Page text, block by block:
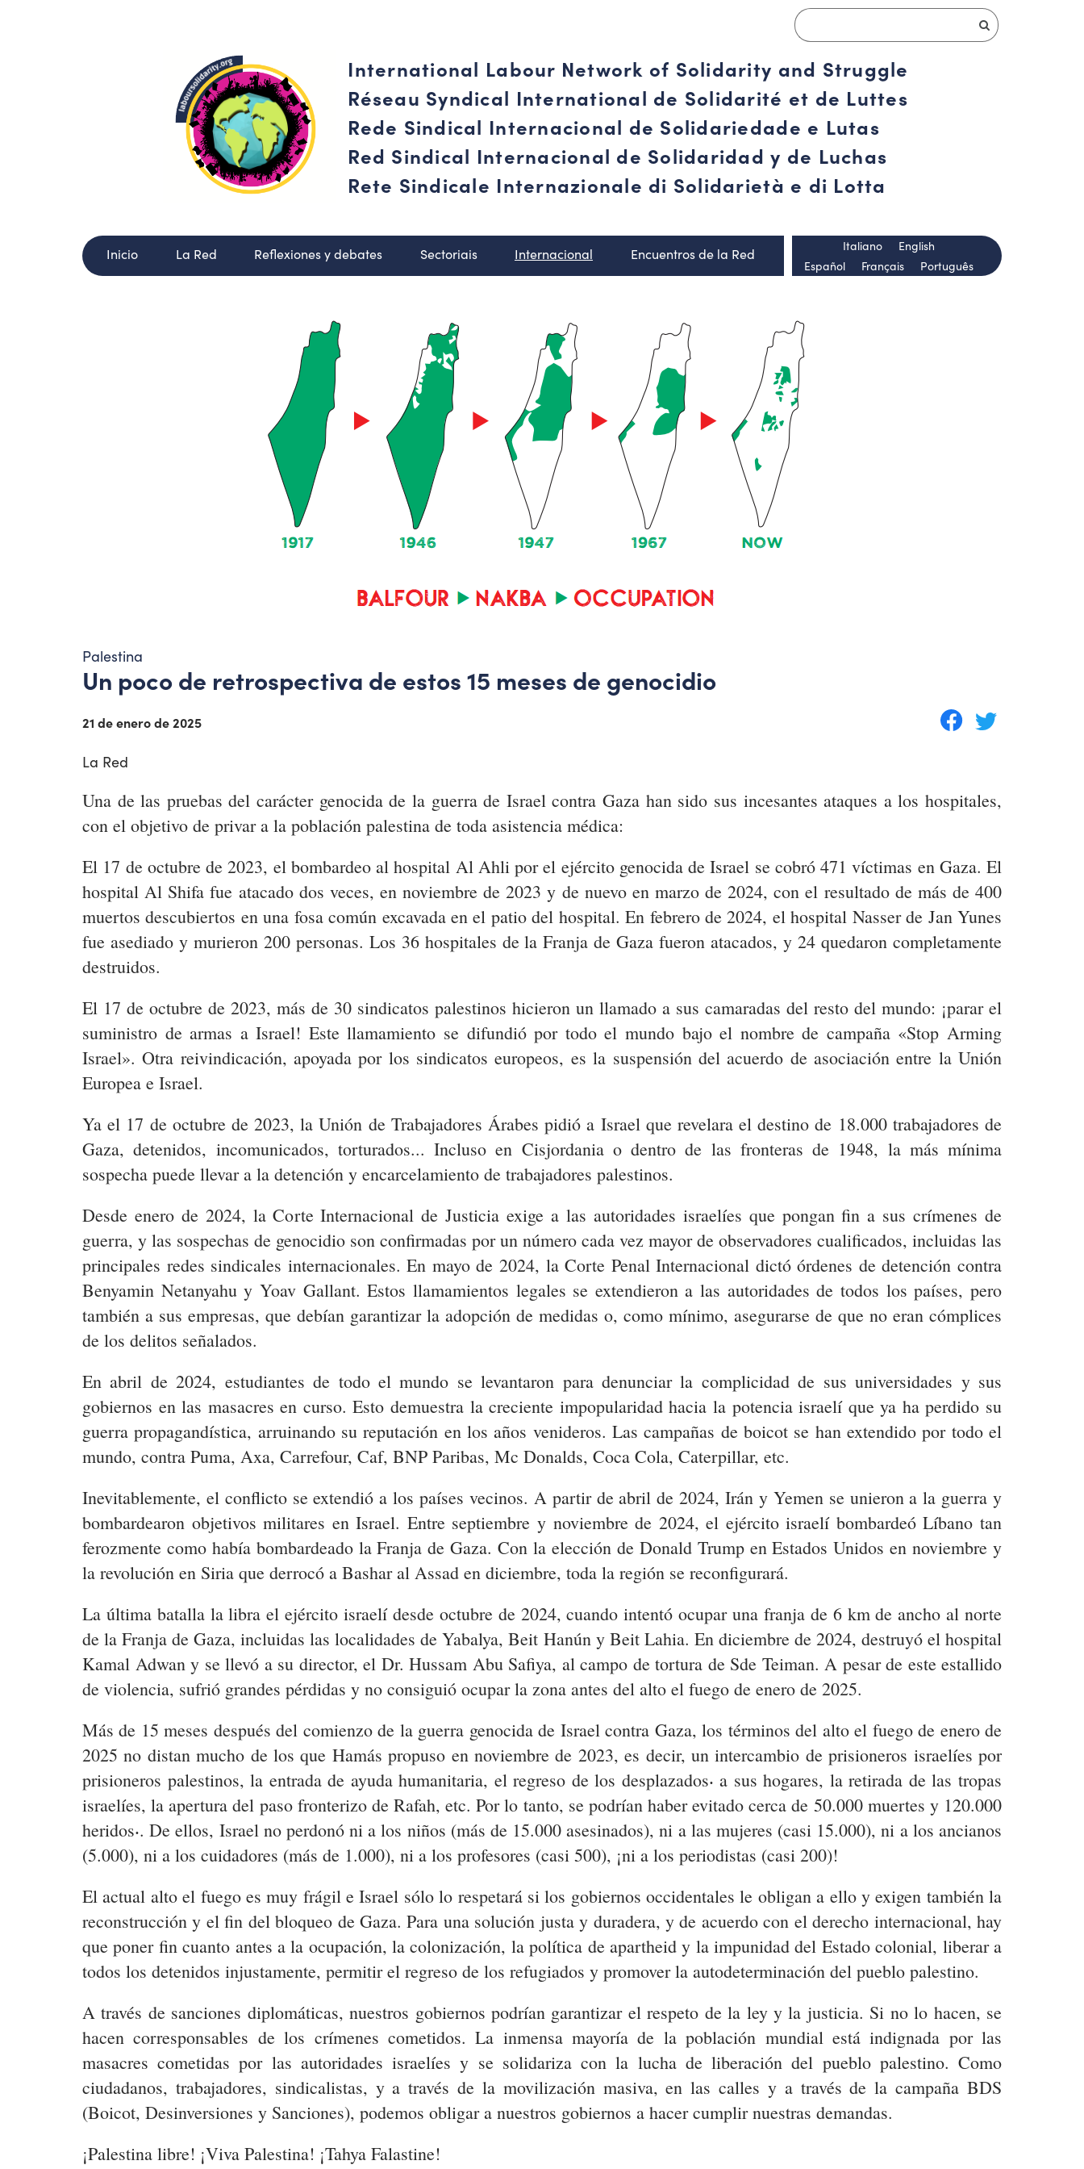
International Labour Network of Solidarity and Struggle
Réseau Syndical International de Solidarité et de Luttes
Rede Sindical Internacional de Solidariedade e Lutas
Red Sindical Internacional de Solidaridad y de Luchas
Rete Sindicale Internazionale di Solidarietà e di Lotta
Inicio La Red Reflexiones y debates Sectoriais Internacional Encuentros de la Red
Español Français Português
Italiano English
Palestina
Un poco de retrospectiva de estos 15 meses de genocidio
21 de enero de 2025
La Red
Una de las pruebas del carácter genocida de la guerra de Israel contra Gaza han sido sus incesantes ataques a los hospitales,
con el objetivo de privar a la población palestina de toda asistencia médica:
El 17 de octubre de 2023, el bombardeo al hospital Al Ahli por el ejército genocida de Israel se cobró 471 víctimas en Gaza. El
hospital Al Shifa fue atacado dos veces, en noviembre de 2023 y de nuevo en marzo de 2024, con el resultado de más de 400
muertos descubiertos en una fosa común excavada en el patio del hospital. En febrero de 2024, el hospital Nasser de Jan Yunes
fue asediado y murieron 200 personas. Los 36 hospitales de la Franja de Gaza fueron atacados, y 24 quedaron completamente
destruidos.
El 17 de octubre de 2023, más de 30 sindicatos palestinos hicieron un llamado a sus camaradas del resto del mundo: ¡parar el
suministro de armas a Israel! Este llamamiento se difundió por todo el mundo bajo el nombre de campaña «Stop Arming
Israel». Otra reivindicación, apoyada por los sindicatos europeos, es la suspensión del acuerdo de asociación entre la Unión
Europea e Israel.
Ya el 17 de octubre de 2023, la Unión de Trabajadores Árabes pidió a Israel que revelara el destino de 18.000 trabajadores de
Gaza, detenidos, incomunicados, torturados... Incluso en Cisjordania o dentro de las fronteras de 1948, la más mínima
sospecha puede llevar a la detención y encarcelamiento de trabajadores palestinos.
Desde enero de 2024, la Corte Internacional de Justicia exige a las autoridades israelíes que pongan fin a sus crímenes de
guerra, y las sospechas de genocidio son confirmadas por un número cada vez mayor de observadores cualificados, incluidas las
principales redes sindicales internacionales. En mayo de 2024, la Corte Penal Internacional dictó órdenes de detención contra
Benyamin Netanyahu y Yoav Gallant. Estos llamamientos legales se extendieron a las autoridades de todos los países, pero
también a sus empresas, que debían garantizar la adopción de medidas o, como mínimo, asegurarse de que no eran cómplices
de los delitos señalados.
En abril de 2024, estudiantes de todo el mundo se levantaron para denunciar la complicidad de sus universidades y sus
gobiernos en las masacres en curso. Esto demuestra la creciente impopularidad hacia la potencia israelí que ya ha perdido su
guerra propagandística, arruinando su reputación en los años venideros. Las campañas de boicot se han extendido por todo el
mundo, contra Puma, Axa, Carrefour, Caf, BNP Paribas, Mc Donalds, Coca Cola, Caterpillar, etc.
Inevitablemente, el conflicto se extendió a los países vecinos. A partir de abril de 2024, Irán y Yemen se unieron a la guerra y
bombardearon objetivos militares en Israel. Entre septiembre y noviembre de 2024, el ejército israelí bombardeó Líbano tan
ferozmente como había bombardeado la Franja de Gaza. Con la elección de Donald Trump en Estados Unidos en noviembre y
la revolución en Siria que derrocó a Bashar al Assad en diciembre, toda la región se reconfigurará.
La última batalla la libra el ejército israelí desde octubre de 2024, cuando intentó ocupar una franja de 6 km de ancho al norte
de la Franja de Gaza, incluidas las localidades de Yabalya, Beit Hanún y Beit Lahia. En diciembre de 2024, destruyó el hospital
Kamal Adwan y se llevó a su director, el Dr. Hussam Abu Safiya, al campo de tortura de Sde Teiman. A pesar de este estallido
de violencia, sufrió grandes pérdidas y no consiguió ocupar la zona antes del alto el fuego de enero de 2025.
Más de 15 meses después del comienzo de la guerra genocida de Israel contra Gaza, los términos del alto el fuego de enero de
2025 no distan mucho de los que Hamás propuso en noviembre de 2023, es decir, un intercambio de prisioneros israelíes por
prisioneros palestinos, la entrada de ayuda humanitaria, el regreso de los desplazados⸳ a sus hogares, la retirada de las tropas
israelíes, la apertura del paso fronterizo de Rafah, etc. Por lo tanto, se podrían haber evitado cerca de 50.000 muertes y 120.000
heridos⸳. De ellos, Israel no perdonó ni a los niños (más de 15.000 asesinados), ni a las mujeres (casi 15.000), ni a los ancianos
(5.000), ni a los cuidadores (más de 1.000), ni a los profesores (casi 500), ¡ni a los periodistas (casi 200)!
El actual alto el fuego es muy frágil e Israel sólo lo respetará si los gobiernos occidentales le obligan a ello y exigen también la
reconstrucción y el fin del bloqueo de Gaza. Para una solución justa y duradera, y de acuerdo con el derecho internacional, hay
que poner fin cuanto antes a la ocupación, la colonización, la política de apartheid y la impunidad del Estado colonial, liberar a
todos los detenidos injustamente, permitir el regreso de los refugiados y promover la autodeterminación del pueblo palestino.
A través de sanciones diplomáticas, nuestros gobiernos podrían garantizar el respeto de la ley y la justicia. Si no lo hacen, se
hacen corresponsables de los crímenes cometidos. La inmensa mayoría de la población mundial está indignada por las
masacres cometidas por las autoridades israelíes y se solidariza con la lucha de liberación del pueblo palestino. Como
ciudadanos, trabajadores, sindicalistas, y a través de la movilización masiva, en las calles y a través de la campaña BDS
(Boicot, Desinversiones y Sanciones), podemos obligar a nuestros gobiernos a hacer cumplir nuestras demandas.
¡Palestina libre! ¡Viva Palestina! ¡Tahya Falastine!